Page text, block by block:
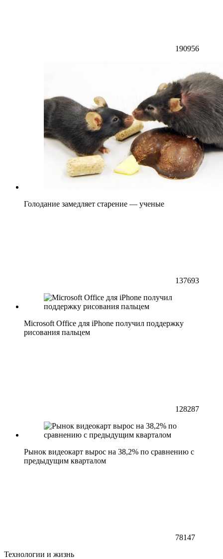
190956
Голодание замедляет старение — ученые
137693
Microsoft Office для iPhone получил поддержку
рисования пальцем
128287
Рынок видеокарт вырос на 38,2% по сравнению с
предыдущим кварталом
78147
Технологии и жизнь